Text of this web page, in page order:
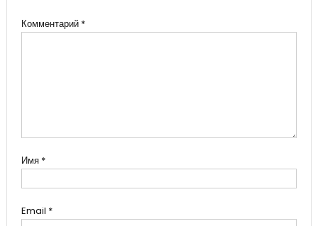
Комментарий *
Имя *
Email *